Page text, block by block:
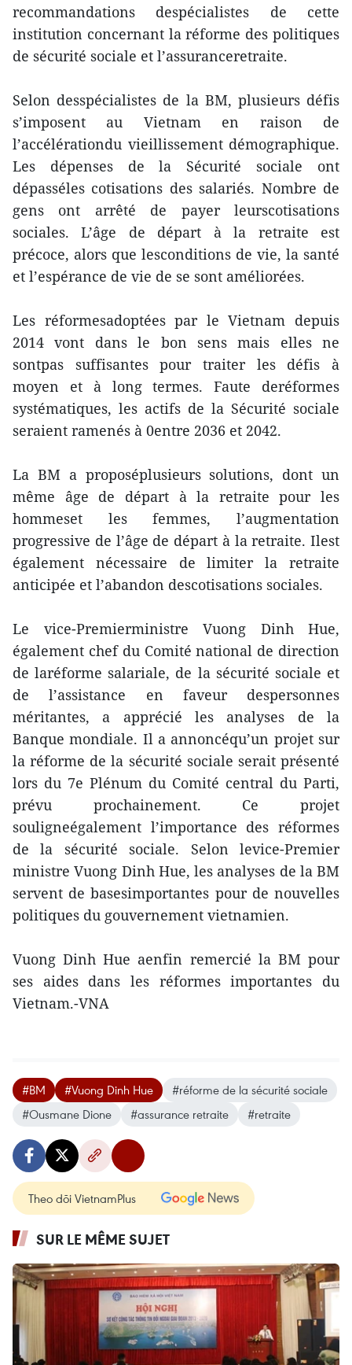
recommandations despécialistes de cette
institution concernant la réforme des politiques
de sécurité sociale et l’assuranceretraite.
Selon desspécialistes de la BM, plusieurs défis
s’imposent au Vietnam en raison de
l’accélérationdu vieillissement démographique.
Les dépenses de la Sécurité sociale ont
dépasséles cotisations des salariés. Nombre de
gens ont arrêté de payer leurscotisations
sociales. L’âge de départ à la retraite est
précoce, alors que lesconditions de vie, la santé
et l’espérance de vie de se sont améliorées.
Les réformesadoptées par le Vietnam depuis
2014 vont dans le bon sens mais elles ne
sontpas suffisantes pour traiter les défis à
moyen et à long termes. Faute deréformes
systématiques, les actifs de la Sécurité sociale
seraient ramenés à 0entre 2036 et 2042.
La BM a proposéplusieurs solutions, dont un
même âge de départ à la retraite pour les
hommeset les femmes, l’augmentation
progressive de l’âge de départ à la retraite. Ilest
également nécessaire de limiter la retraite
anticipée et l’abandon descotisations sociales.
Le vice-Premierministre Vuong Dinh Hue,
également chef du Comité national de direction
de laréforme salariale, de la sécurité sociale et
de l’assistance en faveur despersonnes
méritantes, a apprécié les analyses de la
Banque mondiale. Il a annoncéqu’un projet sur
la réforme de la sécurité sociale serait présenté
lors du 7e Plénum du Comité central du Parti,
prévu prochainement. Ce projet
souligneégalement l’importance des réformes
de la sécurité sociale. Selon levice-Premier
ministre Vuong Dinh Hue, les analyses de la BM
servent de basesimportantes pour de nouvelles
politiques du gouvernement vietnamien.
Vuong Dinh Hue aenfin remercié la BM pour
ses aides dans les réformes importantes du
Vietnam.-VNA
#BM #Vuong Dinh Hue
#réforme de la sécurité sociale
#Ousmane Dione
#assurance retraite #retraite
Theo dõi VietnamPlus
SUR LE MÊME SUJET